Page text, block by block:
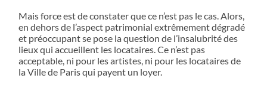
Mais force est de constater que ce n’est pas le cas. Alors,
en dehors de l’aspect patrimonial extrêmement dégradé
et préoccupant se pose la question de l’insalubrité des
lieux qui accueillent les locataires. Ce n’est pas
acceptable, ni pour les artistes, ni pour les locataires de
la Ville de Paris qui payent un loyer.